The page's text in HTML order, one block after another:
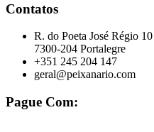
Contatos
R. do Poeta José Régio 10
7300-204 Portalegre
+351 245 204 147
geral@peixanario.com
Pague Com: